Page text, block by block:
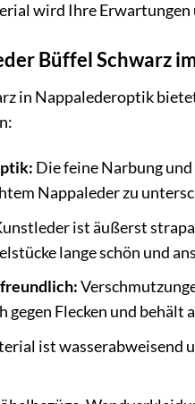
wird Ihre
Büffel Schwarz
in Nappalederoptik
Die feine Narbung
Nappaleder zu
ist äußerst
lange schön und
Flecken und behält
ist wasserabweisend